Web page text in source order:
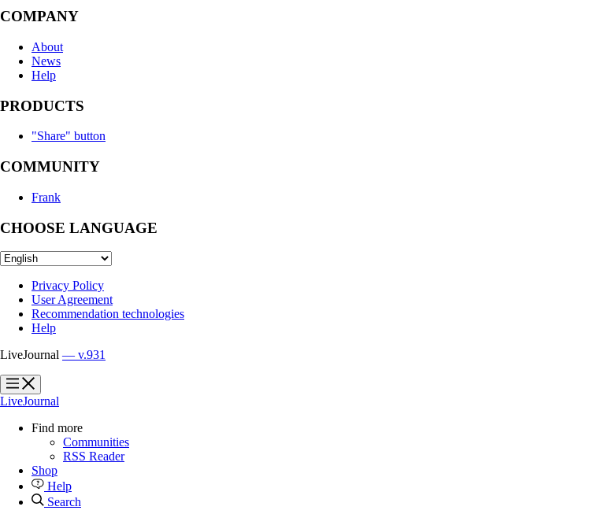
COMPANY
About
News
Help
PRODUCTS
"Share" button
COMMUNITY
Frank
CHOOSE LANGUAGE
Privacy Policy
User Agreement
Recommendation technologies
Help
LiveJournal — v.931
?
?
LiveJournal
Find more
Communities
RSS Reader
Shop
Help
Search